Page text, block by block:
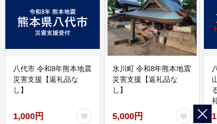
八代市 令和8年熊本地震
災害支援【返礼品な
し】
1,000円
氷川町 令和8年熊本地震
災害支援【返礼品な
し】
5,000円